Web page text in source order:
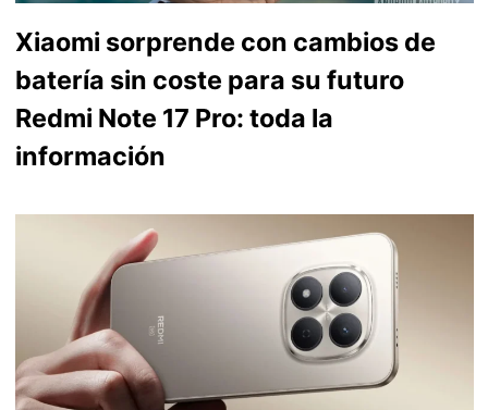
Xiaomi sorprende con cambios de
batería sin coste para su futuro
Redmi Note 17 Pro: toda la
información